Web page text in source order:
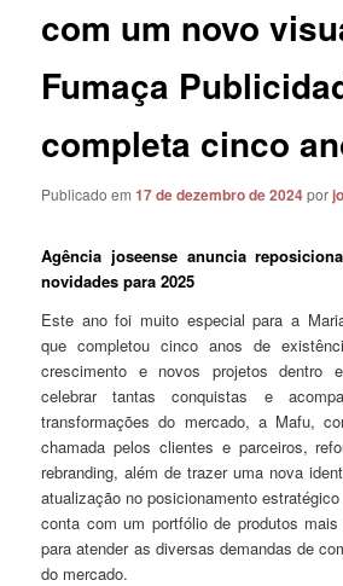
com um novo
Fumaça
completa cinco
Publicado em17 de dezembro de 2024por
Agência joseense anuncia
novidades para 2025
Este ano foi muito especial para a
que completou cinco anos de
crescimento e novos projetos dentro
celebrar tantas conquistas e
transformações do mercado, a Mafu,
chamada pelos clientes e parceiros,
rebranding, além de trazer uma nova
atualização no posicionamento
conta com um portfólio de produtos
para atender as diversas demandas de
do mercado.